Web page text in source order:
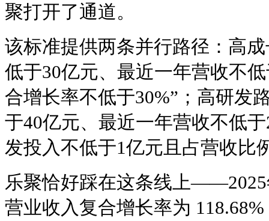
聚打开了通道。
该标准提供两条并行路径：高
低于30亿元、最近一年营收不
合增长率不低于30%”；高研发
于40亿元、最近一年营收不低
发投入不低于1亿元且占营收比
乐聚恰好踩在这条线上——2025
营业收入复合增长率为